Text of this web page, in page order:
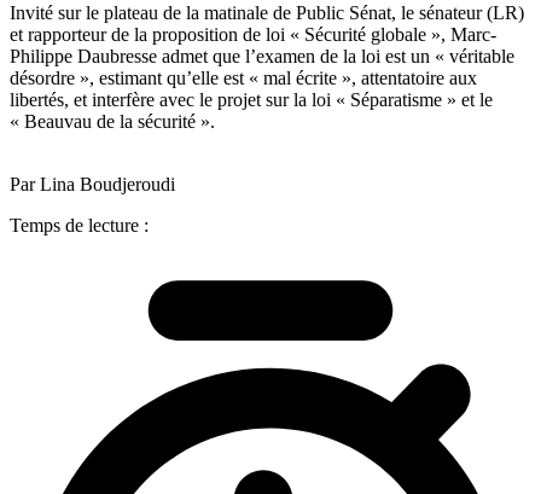
Invité sur le plateau de la matinale de Public Sénat, le sénateur (LR)
et rapporteur de la proposition de loi « Sécurité globale », Marc-
Philippe Daubresse admet que l’examen de la loi est un « véritable
désordre », estimant qu’elle est « mal écrite », attentatoire aux
libertés, et interfère avec le projet sur la loi « Séparatisme » et le
« Beauvau de la sécurité ».
Par Lina Boudjeroudi
Temps de lecture :